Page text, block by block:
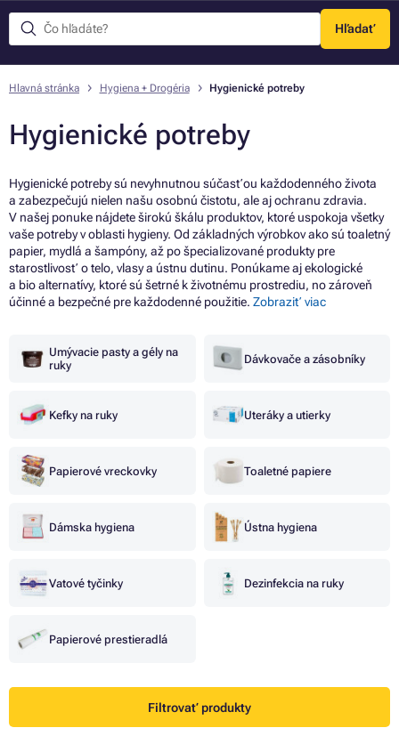
Hľadať
Menu
Hlavná stránka Hygiena + Drogéria Hygienické potreby
Hygienické potreby
Hygienické potreby sú nevyhnutnou súčasťou každodenného života
a zabezpečujú nielen našu osobnú čistotu, ale aj ochranu zdravia.
V našej ponuke nájdete širokú škálu produktov, ktoré uspokoja všetky
vaše potreby v oblasti hygieny. Od základných výrobkov ako sú toaletný
papier, mydlá a šampóny, až po špecializované produkty pre
starostlivosť o telo, vlasy a ústnu dutinu. Ponúkame aj ekologické
a bio alternatívy, ktoré sú šetrné k životnému prostrediu, no zároveň
účinné a bezpečné pre každodenné použitie. Zobraziť viac
Umývacie pasty a gély na
ruky
Dávkovače a zásobníky
Kefky na ruky Uteráky a utierky
Papierové vreckovky Toaletné papiere
Dámska hygiena Ústna hygiena
Vatové tyčinky Dezinfekcia na ruky
Papierové prestieradlá
Filtrovať produkty